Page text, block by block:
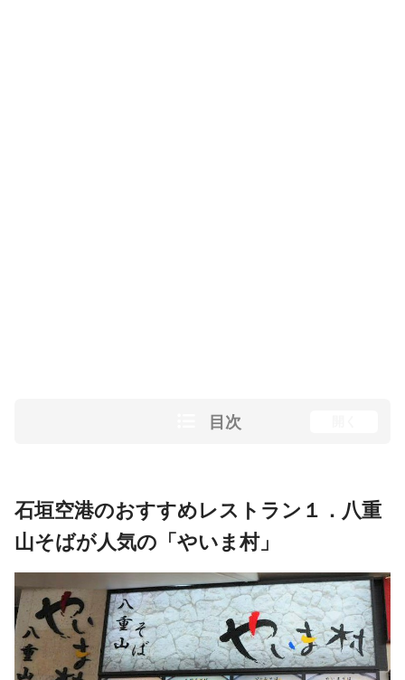
目次
石垣空港のおすすめレストラン１．八重
山そばが人気の「やいま村」